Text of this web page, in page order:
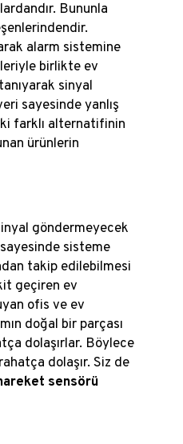
Bununla
alarm sistemine
birlikte ev
sinyal
sayesinde yanlış
farklı alternatifinin
ürünlerin
göndermeyecek
sisteme
takip edilebilmesi
geçiren ev
ofis ve ev
doğal bir parçası
dolaşırlar. Böylece
dolaşır. Siz de
sensörü